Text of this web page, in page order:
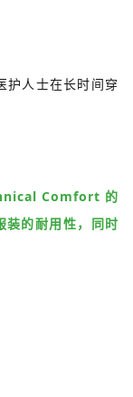
护人士在长时间穿
Comfort 的
装的耐用性，同时